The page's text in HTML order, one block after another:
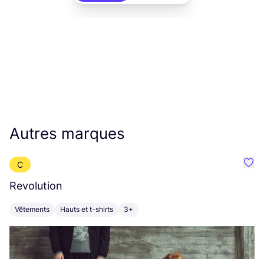
Autres marques
C
Revolution
Vêtements Hauts et t-shirts 3+